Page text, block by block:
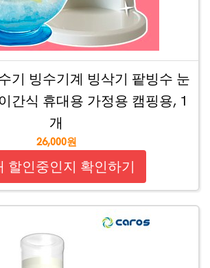
기 빙수기계 빙삭기 팥빙수 눈
간식 휴대용 가정용 캠핑용, 1
개
26,000원
할인중인지 확인하기